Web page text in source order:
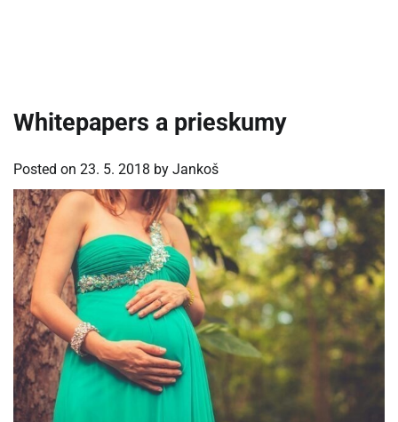
Whitepapers a prieskumy
Posted on 23. 5. 2018 by Jankoš